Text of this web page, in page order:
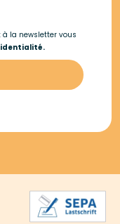
la newsletter vous